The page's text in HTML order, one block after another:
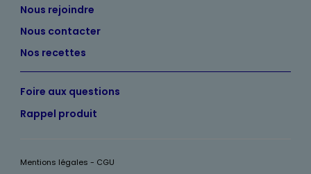
Nous rejoindre
Nous contacter
Nos recettes
Foire aux questions
Rappel produit
Mentions légales - CGU